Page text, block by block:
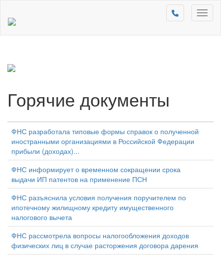
Горячие документы
ФНС разработала типовые формы справок о полученной
иностранными организациями в Российской Федерации
прибыли (доходах)...
ФНС информирует о временном сокращении срока
выдачи ИП патентов на применение ПСН
ФНС разъяснила условия получения поручителем по
ипотечному жилищному кредиту имущественного
налогового вычета
ФНС рассмотрела вопросы налогообложения доходов
физических лиц в случае расторжения договора дарения